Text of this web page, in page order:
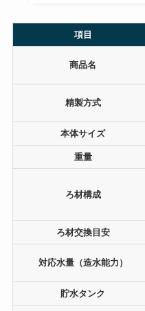
項目
商品名
精製方式
本体サイズ
重量
ろ材構成
ろ材交換目安
対応水量（造水能力）
貯水タンク